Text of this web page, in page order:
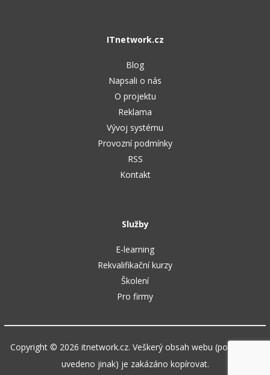
ITnetwork.cz
Blog
Napsali o nás
O projektu
Reklama
Vývoj systému
Provozní podmínky
RSS
Kontakt
Služby
E-learning
Rekvalifikační kurzy
Školení
Pro firmy
Copyright © 2026 itnetwork.cz. Veškerý obsah webu (pokud není
uvedeno jinak) je zakázáno kopírovat.